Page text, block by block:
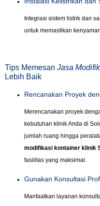
Integrasi sistem listrik dan
untuk memastikan
Tips Memesan Jasa
Lebih Baik
Rencanakan Proyek
Merencanakan proyek
kebutuhan klinik Anda di
jumlah ruang hingga
modifikasi kontainer klinik
fasilitas yang maksimal.
Gunakan Konsultasi
Manfaatkan layanan